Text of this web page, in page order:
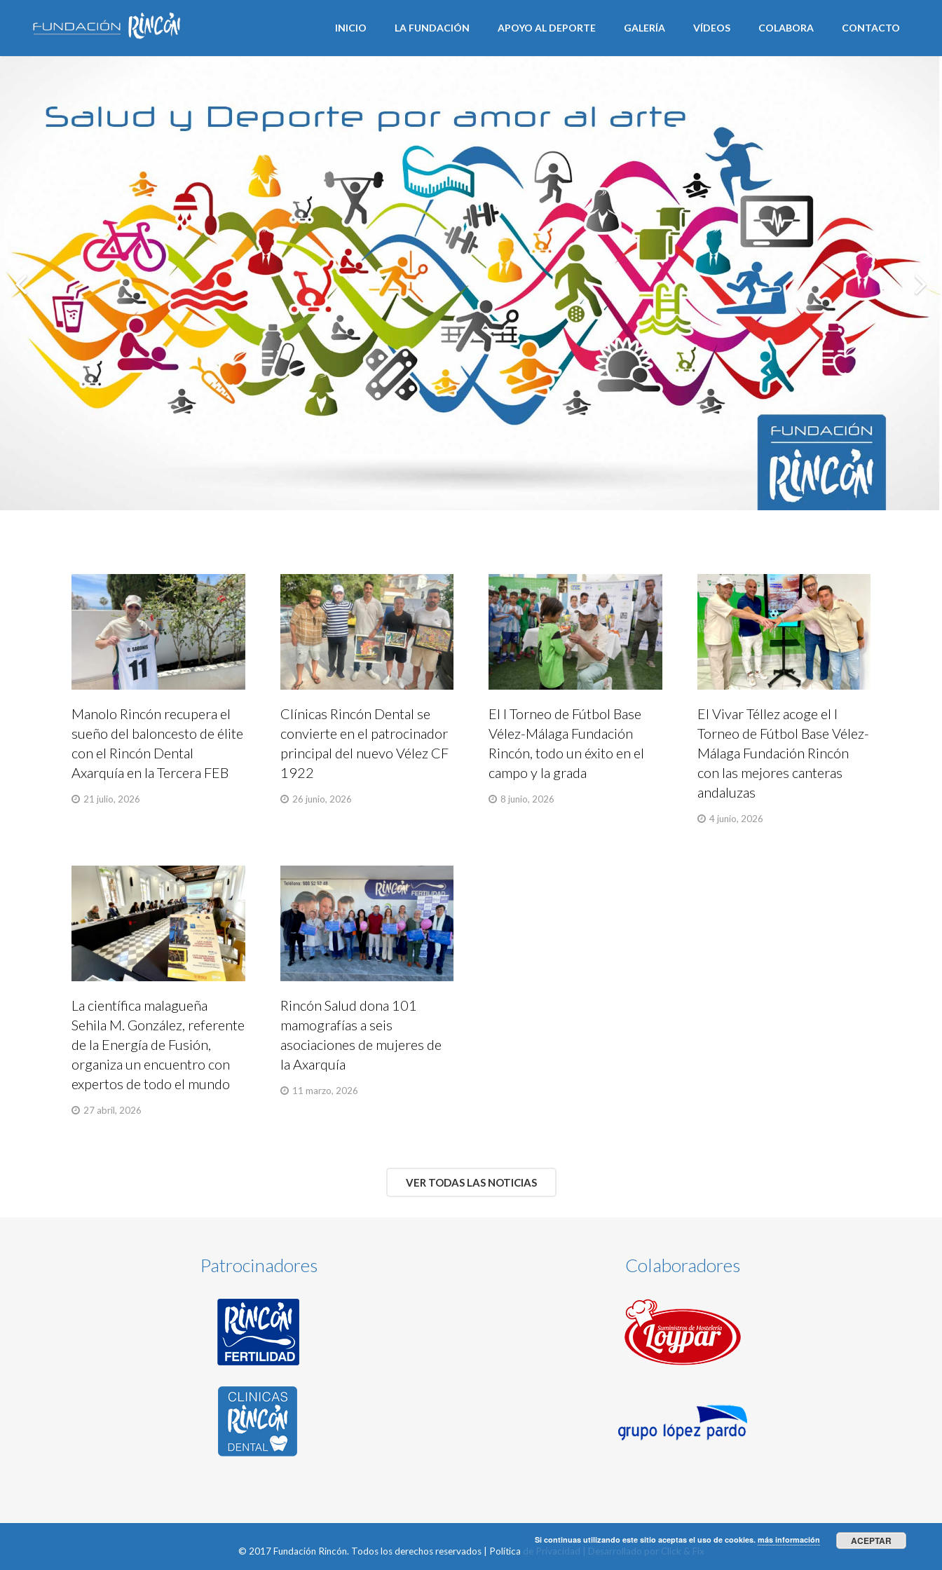
INICIO LA FUNDACIÓN APOYO AL DEPORTE GALERÍA VÍDEOS COLABORA CONTACTO
Manolo Rincón recupera el
sueño del baloncesto de élite
con el Rincón Dental
Axarquía en la Tercera FEB
21 julio, 2026
Clínicas Rincón Dental se
convierte en el patrocinador
principal del nuevo Vélez CF
1922
26 junio, 2026
El I Torneo de Fútbol Base
Vélez-Málaga Fundación
Rincón, todo un éxito en el
campo y la grada
8 junio, 2026
El Vivar Téllez acoge el I
Torneo de Fútbol Base Vélez-
Málaga Fundación Rincón
con las mejores canteras
andaluzas
4 junio, 2026
La científica malagueña
Sehila M. González, referente
de la Energía de Fusión,
organiza un encuentro con
expertos de todo el mundo
27 abril, 2026
Rincón Salud dona 101
mamografías a seis
asociaciones de mujeres de
la Axarquía
11 marzo, 2026
VER TODAS LAS NOTICIAS
Patrocinadores Colaboradores
© 2017 Fundación Rincón. Todos los derechos reservados | Política de Privacidad | Desarrollado porClick & Fix
Si continuas utilizando este sitio aceptas el uso de cookies. más información ACEPTAR